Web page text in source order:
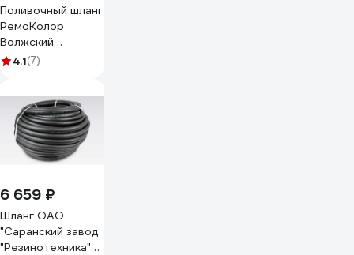
Поливочный шланг
РемоКолор
Волжский
резиновый,
3-520
4.1(7)
6 659 ₽
Шланг ОАО
"Саранский завод
"Резинотехника"